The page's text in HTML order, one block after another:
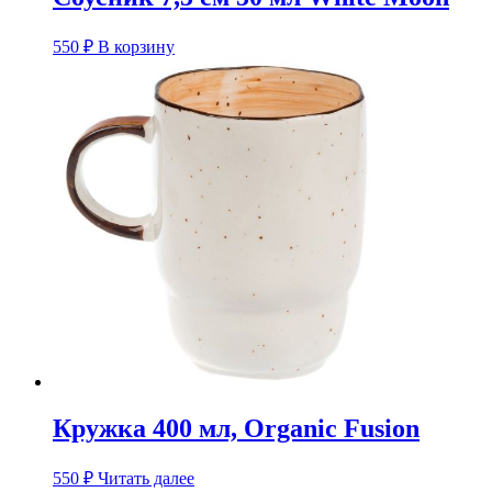
550 ₽ В корзину
Кружка 400 мл, Organic Fusion
550 ₽ Читать далее